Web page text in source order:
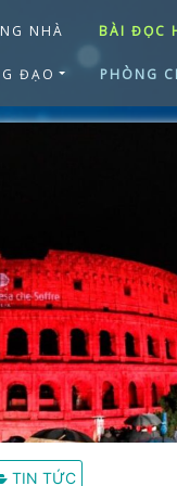
NHÀ BÀI ĐỌC
ĐẠO PHÒNG
TIN TỨC